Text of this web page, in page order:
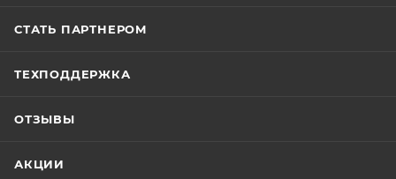
СТАТЬ ПАРТНЕРОМ
ТЕХПОДДЕРЖКА
ОТЗЫВЫ
АКЦИИ